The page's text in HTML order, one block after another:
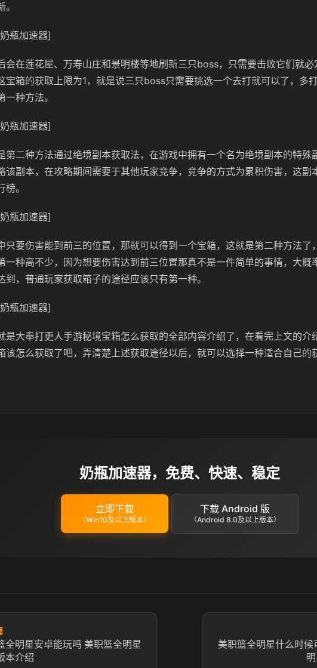
瓶加速器]
会在莲花屋、万寿山庄和景明楼等地刷新三只boss，只需要击败它们就必
宝箱的获取上限为1，就是说三只boss只需要挑选一个去打就可以了，多打
一种方法。
瓶加速器]
第二种方法通过绝境副本获取法，在游戏中拥有一个名为绝境副本的特殊
该副本，在攻略期间需要于其他玩家竞争，竞争的方式为累积伤害，这副
榜。
瓶加速器]
只要伤害能到前三的位置，那就可以得到一个宝箱，这就是第二种方法了
一种高不少，因为想要伤害达到前三位置那真不是一件简单的事情，大概
到，普通玩家获取箱子的途径应该只有第一种。
瓶加速器]
是大奉打更人手游秘境宝箱怎么获取的全部内容介绍了，在看完上文的介
该怎么获取了吧，弄清楚上述获取途径以后，就可以选择一种适合自己的
奶瓶加速器，免费、快速、稳定
立即下载
（Win10及以上版本）
下载 Android 版
（Android 8.0及以上版本）
全明星安卓能玩吗 美职篮全明星
本介绍
美职篮全明星什么时